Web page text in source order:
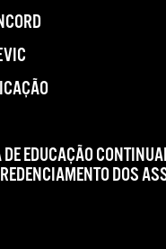
EDUCAÇÃO
DOS